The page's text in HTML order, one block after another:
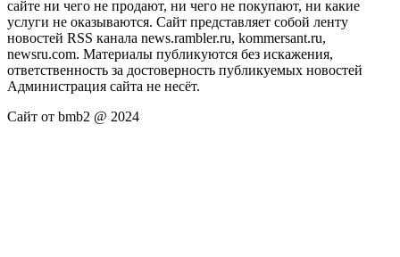
сайте ни чего не продают, ни чего не покупают, ни какие
услуги не оказываются. Сайт представляет собой ленту
новостей RSS канала news.rambler.ru, kommersant.ru,
newsru.com. Материалы публикуются без искажения,
ответственность за достоверность публикуемых новостей
Администрация сайта не несёт.
Сайт от bmb2 @ 2024